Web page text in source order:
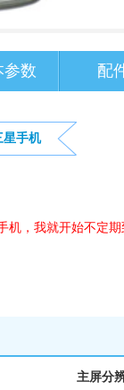
参数 配
星手机
，我就开始不定
主屏分